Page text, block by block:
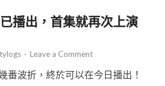
播出，首集就再次上演
- Leave a Comment
番波折，終於可以在今日播出！